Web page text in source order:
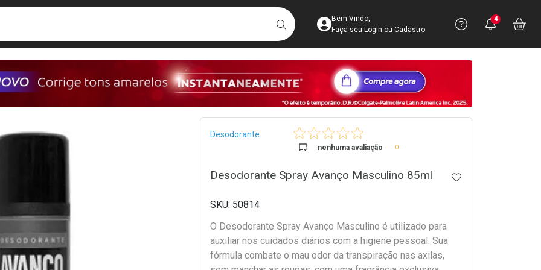
BUSCARAcesse sua Conta
Bem Vindo,
Faça seu Login ou Cadastro
Precisa
Ver Recursos
Você
4
Breadcrumb
Desodorante
nenhuma avaliação 0
Desodorante Spray Avanço Masculino 85ml ADICIONAR AOS
50814
O Desodorante Spray Avanço Masculino é utilizado para
auxiliar nos cuidados diários com a higiene pessoal. Sua
fórmula combate o mau odor da transpiração nas axilas,